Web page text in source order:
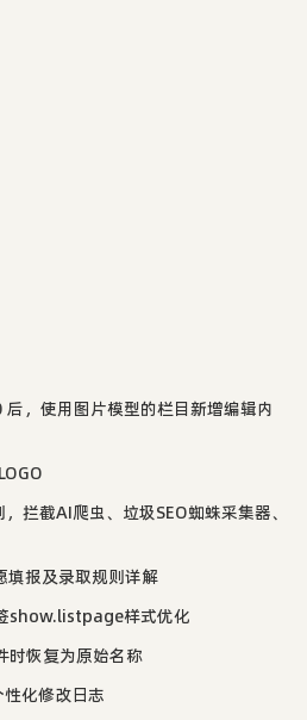
，使用图片模型的栏目新增编辑内
拦截AI爬虫、垃圾SEO蜘蛛采集器、
填报及录取规则详解
show.listpage样式优化
时恢复为原始名称
化修改日志